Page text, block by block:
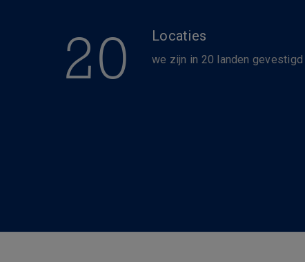
20 Locaties
we zijn in 20 landen gevestigd